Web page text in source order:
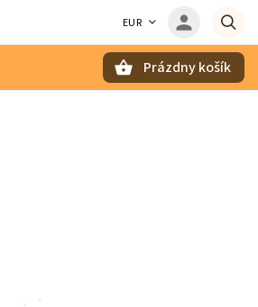
EUR
Prázdny košík